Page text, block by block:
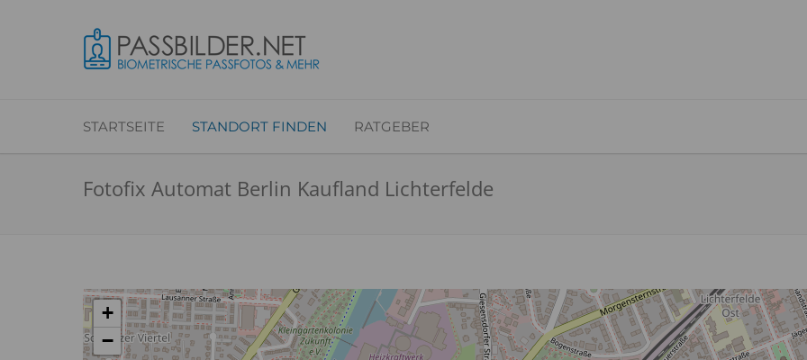
STARTSEITE STANDORT FINDEN RATGEBER
Fotofix Automat Berlin Kaufland Lichterfelde
+
−